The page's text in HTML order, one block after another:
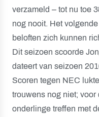
verzameld – tot nu toe
nog nooit. Het
beloften zich kunnen
Dit seizoen scoorde
dateert van seizoen
Scoren tegen NEC
trouwens nog niet;
onderlinge treffen met